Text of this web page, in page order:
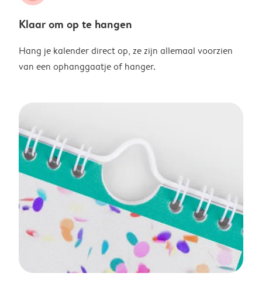
Klaar om op te hangen
Hang je kalender direct op, ze zijn allemaal voorzien
van een ophanggaatje of hanger.